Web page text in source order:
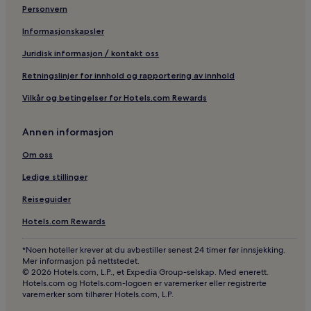
Personvern
Informasjonskapsler
Juridisk informasjon / kontakt oss
Retningslinjer for innhold og rapportering av innhold
Vilkår og betingelser for Hotels.com Rewards
Annen informasjon
Om oss
Ledige stillinger
Reiseguider
Hotels.com Rewards
*Noen hoteller krever at du avbestiller senest 24 timer før innsjekking.
Mer informasjon på nettstedet.
© 2026 Hotels.com, L.P., et Expedia Group-selskap. Med enerett.
Hotels.com og Hotels.com-logoen er varemerker eller registrerte
varemerker som tilhører Hotels.com, L.P.